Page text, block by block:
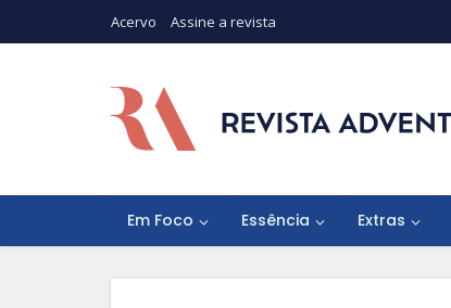
Acervo Assine a revista
Em Foco Essência Extras